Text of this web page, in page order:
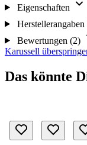
Eigenschaften
Bewertungen (2)
Karussell
Das könnte